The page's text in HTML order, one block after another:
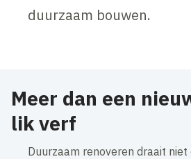
duurzaam bouwen.
Meer dan een
lik verf
Duurzaam renoveren draait